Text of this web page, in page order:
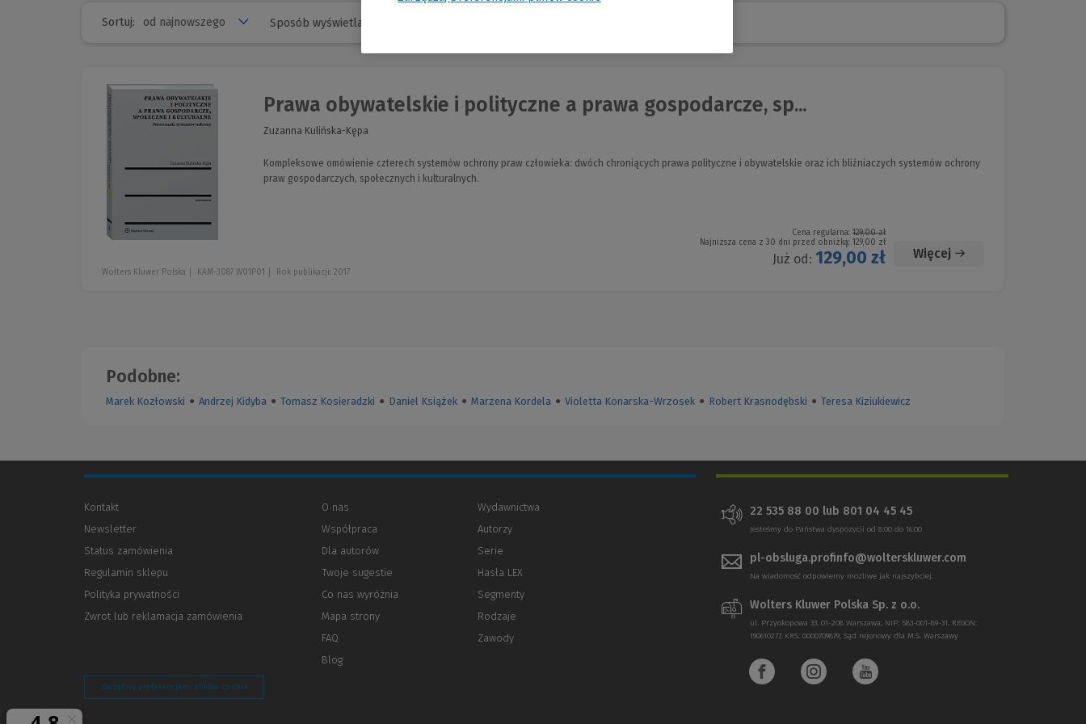
Sortuj: Sposób wyświetlania
Prawa obywatelskie i polityczne a prawa gospodarcze, sp...
Zuzanna Kulińska-Kępa
Kompleksowe omówienie czterech systemów ochrony praw człowieka: dwóch chroniących prawa polityczne i obywatelskie oraz ich bliźniaczych systemów ochrony
praw gospodarczych, społecznych i kulturalnych.
Cena regularna: 129,00 zł
Najniższa cena z 30 dni przed obniżką: 129,00 zł
Już od: 129,00 zł Więcej
Wolters Kluwer Polska KAM-3087 W01P01 Rok publikacji: 2017
Podobne:
Marek Kozłowski ● Andrzej Kidyba ● Tomasz Kosieradzki ● Daniel Książek ● Marzena Kordela ● Violetta Konarska-Wrzosek ● Robert Krasnodębski ● Teresa Kiziukiewicz
Kontakt
Newsletter
Status zamówienia
Regulamin sklepu
Polityka prywatności
innej
Zwrot lub reklamacja zamówienia
O nas
Współpraca
Dla autorów
innej
strony)
Twoje sugestie
Co nas wyróżnia
Mapa strony
FAQ
Blog
Wydawnictwa
Autorzy
Serie
Hasła LEX
Segmenty
Rodzaje
Zawody
Zarządzaj preferencjami plików cookie
22 535 88 00 lub 801 04 45 45
Jesteśmy do Państwa dyspozycji od 8:00 do 16:00
pl-obsluga.profinfo@wolterskluwer.com
Na wiadomość odpowiemy możliwe jak najszybciej.
Wolters Kluwer Polska Sp. z o.o.
ul. Przyokopowa 33, 01-208 Warszawa; NIP: 583-001-89-31, REGON:
190610277, KRS: 0000709879, Sąd rejonowy dla M.S. Warszawy